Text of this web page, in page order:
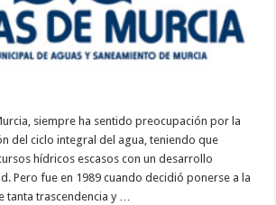
siempre ha sentido preocupación por la
del ciclo integral del agua, teniendo que
hídricos escasos con un desarrollo
Pero fue en 1989 cuando decidió ponerse a la
tanta trascendencia y …